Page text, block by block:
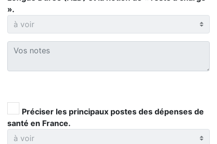
».
Préciser les principaux postes des dépenses de
santé en France.